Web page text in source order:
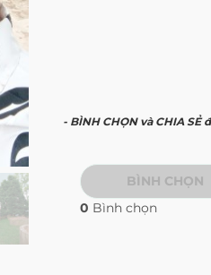
- BÌNH CHỌN và CHIA
BÌNH CHỌN
0 Bình chọn